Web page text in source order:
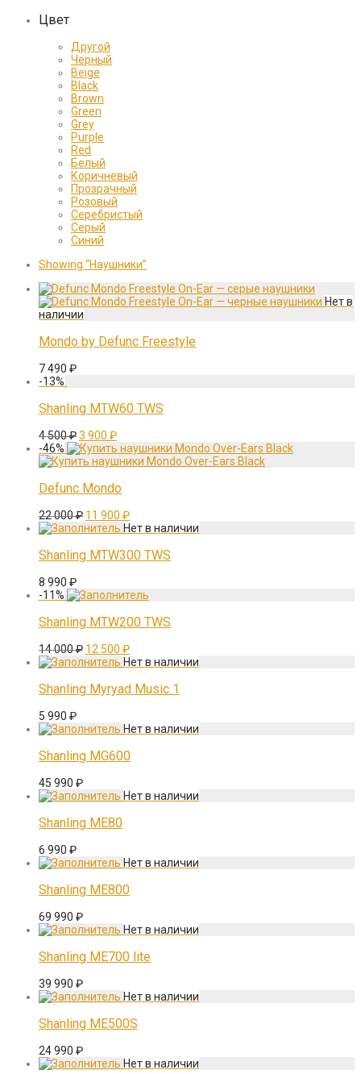
Цвет
Другой
Черный
Beige
Black
Brown
Green
Grey
Purple
Red
Белый
Коричневый
Прозрачный
Розовый
Серебристый
Серый
Синий
Showing “Наушники”
Mondo by Defunc Freestyle
7 490 ₽
-13%
Shanling MTW60 TWS
4 500₽Первоначальная
цена
составляла
500 ₽.
3 900 ₽Текущая
цена:
3
-46%
Defunc Mondo
22 000₽ Первоначальная
цена
22
000 ₽.
11 900 ₽Текущая
цена:
900 ₽.
Shanling MTW300 TWS
8 990 ₽
-11%
Shanling MTW200 TWS
14 000₽ Первоначальная
цена
14
000 ₽.
12 500 ₽Текущая
цена:
500 ₽.
Shanling Myryad Music 1
5 990 ₽
Shanling MG600
45 990 ₽
Shanling ME80
6 990 ₽
Shanling ME800
69 990 ₽
Shanling ME700 lite
39 990 ₽
Shanling ME500S
24 990 ₽